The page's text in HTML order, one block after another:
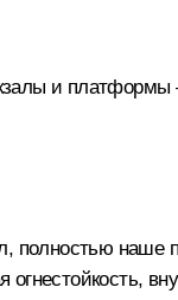
и платформы
наше
огнестойкость,